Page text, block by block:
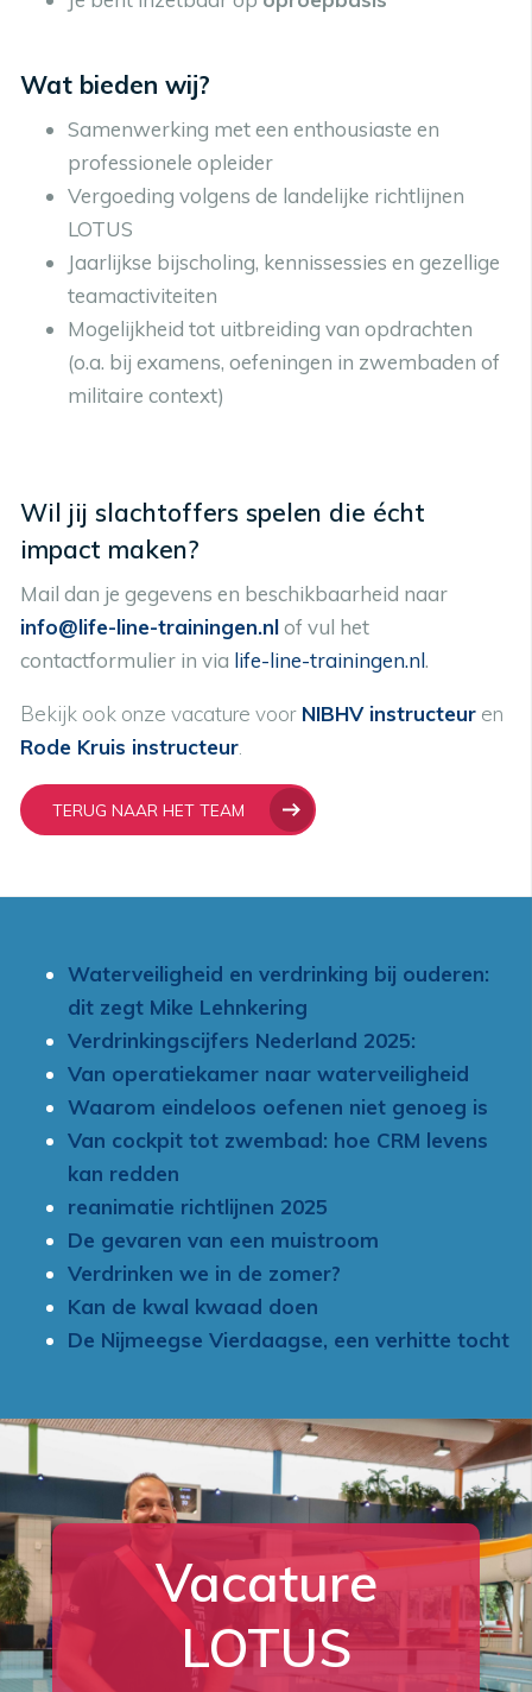
Wat bieden wij?
Samenwerking met een enthousiaste en
professionele opleider
Vergoeding volgens de landelijke richtlijnen
LOTUS
Jaarlijkse bijscholing, kennissessies en gezellige
teamactiviteiten
Mogelijkheid tot uitbreiding van opdrachten
(o.a. bij examens, oefeningen in zwembaden of
militaire context)
Wil jij slachtoffers spelen die écht
impact maken?
Mail dan je gegevens en beschikbaarheid naar
info@life-line-trainingen.nlof vul het
contactformulier in via life-line-trainingen.nl.
Bekijk ook onze vacature voorNIBHV instructeur en
Rode Kruis instructeur.
TERUG NAAR HET TEAM
Waterveiligheid en verdrinking bij ouderen:
dit zegt Mike Lehnkering
Verdrinkingscijfers Nederland 2025:
Van operatiekamer naar waterveiligheid
Waarom eindeloos oefenen niet genoeg is
Van cockpit tot zwembad: hoe CRM levens
kan redden
reanimatie richtlijnen 2025
De gevaren van een muistroom
Verdrinken we in de zomer?
Kan de kwal kwaad doen
De Nijmeegse Vierdaagse, een verhitte tocht
Vacature
LOTUS